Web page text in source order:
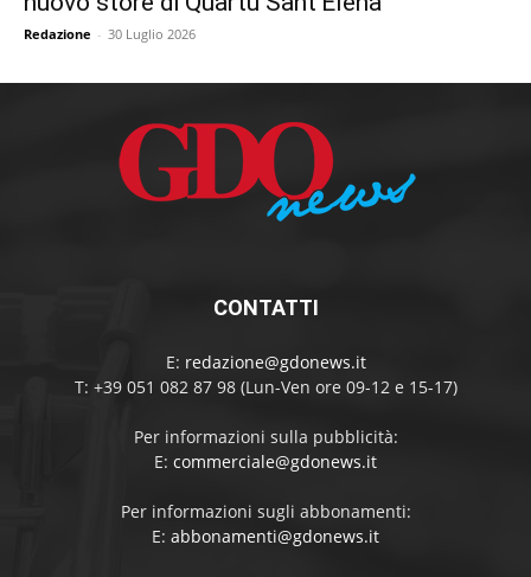
Redazione - 30 Luglio 2026
CONTATTI
E: redazione@gdonews.it
T: +39 051 082 87 98 (Lun-Ven ore 09-12 e 15-17)
Per informazioni sulla pubblicità:
E: commerciale@gdonews.it
Per informazioni sugli abbonamenti:
E: abbonamenti@gdonews.it